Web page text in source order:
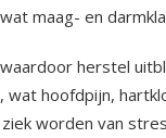
maag- en
herstel
wat hoofdpijn,
worden van